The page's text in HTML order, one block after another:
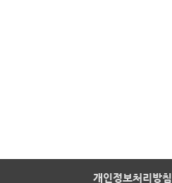
개인정보처리방침